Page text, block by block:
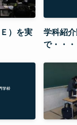
）を実
学科紹
で・・・